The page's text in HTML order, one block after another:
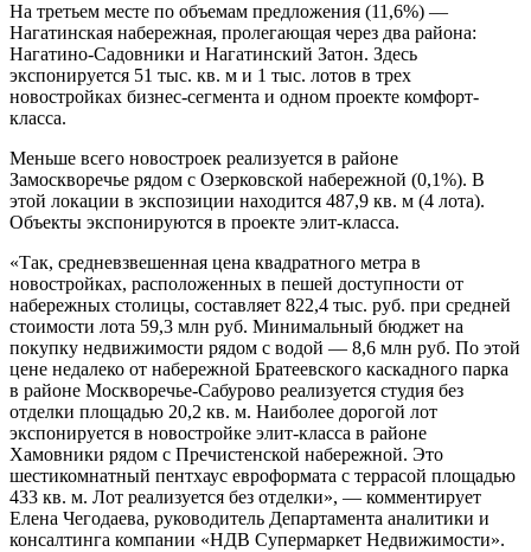
На третьем месте по объемам предложения (11,6%) —
Нагатинская набережная, пролегающая через два района:
Нагатино-Садовники и Нагатинский Затон. Здесь
экспонируется 51 тыс. кв. м и 1 тыс. лотов в трех
новостройках бизнес-сегмента и одном проекте комфорт-
класса.
Меньше всего новостроек реализуется в районе
Замоскворечье рядом с Озерковской набережной (0,1%). В
этой локации в экспозиции находится 487,9 кв. м (4 лота).
Объекты экспонируются в проекте элит-класса.
«Так, средневзвешенная цена квадратного метра в
новостройках, расположенных в пешей доступности от
набережных столицы, составляет 822,4 тыс. руб. при средней
стоимости лота 59,3 млн руб. Минимальный бюджет на
покупку недвижимости рядом с водой — 8,6 млн руб. По этой
цене недалеко от набережной Братеевского каскадного парка
в районе Москворечье-Сабурово реализуется студия без
отделки площадью 20,2 кв. м. Наиболее дорогой лот
экспонируется в новостройке элит-класса в районе
Хамовники рядом с Пречистенской набережной. Это
шестикомнатный пентхаус евроформата с террасой площадью
433 кв. м. Лот реализуется без отделки», — комментирует
Елена Чегодаева, руководитель Департамента аналитики и
консалтинга компании «НДВ Супермаркет Недвижимости».